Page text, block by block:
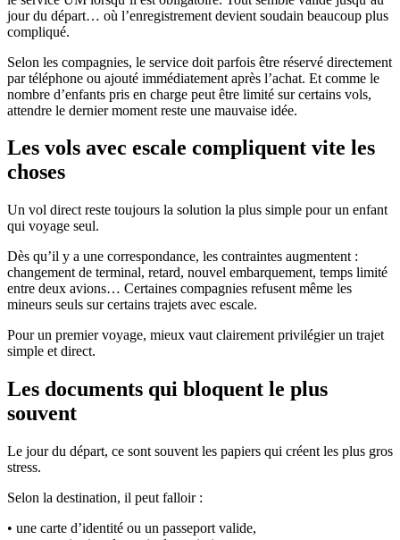
jour du départ… où l’enregistrement devient soudain beaucoup plus
compliqué.
Selon les compagnies, le service doit parfois être réservé directement
par téléphone ou ajouté immédiatement après l’achat. Et comme le
nombre d’enfants pris en charge peut être limité sur certains vols,
attendre le dernier moment reste une mauvaise idée.
Les vols avec escale compliquent vite les
choses
Un vol direct reste toujours la solution la plus simple pour un enfant
qui voyage seul.
Dès qu’il y a une correspondance, les contraintes augmentent :
changement de terminal, retard, nouvel embarquement, temps limité
entre deux avions… Certaines compagnies refusent même les
mineurs seuls sur certains trajets avec escale.
Pour un premier voyage, mieux vaut clairement privilégier un trajet
simple et direct.
Les documents qui bloquent le plus
souvent
Le jour du départ, ce sont souvent les papiers qui créent les plus gros
stress.
Selon la destination, il peut falloir :
• une carte d’identité ou un passeport valide,